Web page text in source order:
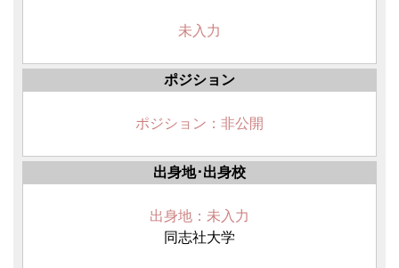
未入力
ポジション
ポジション：非公開
出身地･出身校
出身地：未入力
同志社大学